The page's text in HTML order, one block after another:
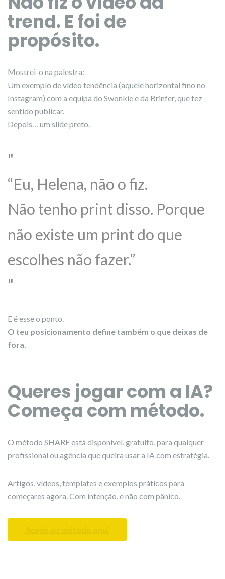
trend. E foi de
propósito.
Mostrei-o na palestra:
Um exemplo de vídeo tendência (aquele horizontal fino no
Instagram) com a equipa do Swonkie e da Brinfer, que fez
sentido publicar.
Depois… um slide preto.
“Eu, Helena, não o fiz.
Não tenho print disso. Porque
não existe um print do que
escolhes não fazer.”
E é esse o ponto.
O teu posicionamento define também o que deixas de
fora.
Queres jogar com a IA?
Começa com método.
O método SHARE está disponível, gratuito, para qualquer
profissional ou agência que queira usar a IA com estratégia.
Artigos, vídeos, templates e exemplos práticos para
começares agora. Com intenção, e não com pânico.